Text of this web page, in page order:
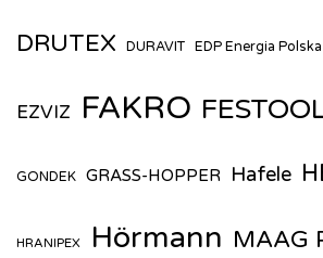
DRUTEX DURAVIT EDP Energia Polska
EZVIZ FAKRO
GONDEK GRASS-HOPPER Hafele
HRANIPEX Hörmann MAAG